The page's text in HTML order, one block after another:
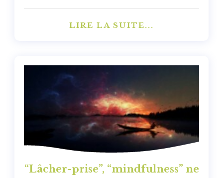
LIRE LA SUITE...
“Lâcher-prise”, “mindfulness” ne